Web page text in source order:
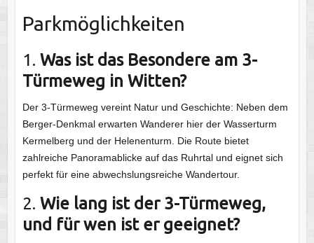
Parkmöglichkeiten
1. Was ist das Besondere am 3-
Türmeweg in Witten?
Der 3-Türmeweg vereint Natur und Geschichte: Neben dem
Berger-Denkmal erwarten Wanderer hier der Wasserturm
Kermelberg und der Helenenturm. Die Route bietet
zahlreiche Panoramablicke auf das Ruhrtal und eignet sich
perfekt für eine abwechslungsreiche Wandertour.
2. Wie lang ist der 3-Türmeweg,
und für wen ist er geeignet?